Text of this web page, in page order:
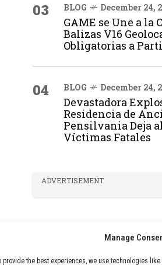
Manage
provide the best experiences, we use technologies
03 BLOG December 24,
GAME se Une a la
Balizas V16
Obligatorias a
04 BLOG December 24,
Devastadora
Residencia de
Pensilvania Deja
Víctimas Fatales
ADVERTISEMENT